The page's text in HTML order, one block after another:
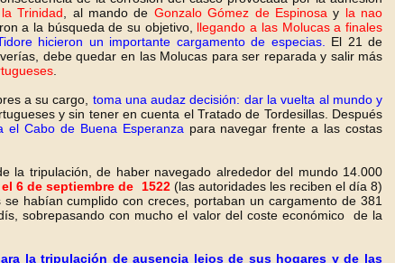
la Trinidad , al mando de Gonzalo Gómez de Espinosay la nao
a la búsqueda de su objetivo, llegando a las Molucas a finales
hicieron un importante cargamento de especias. El 21 de
debe quedar en las Molucas para ser reparada y salir más
a su cargo, toma una audaz decisión: dar la vuelta al mundo y
y sin tener en cuenta el Tratado de Tordesillas. Después
Cabo de Buena Esperanza para navegar frente a las costas
la tripulación, de haber navegado alrededor del mundo 14.000
6 de septiembre de 1522(las autoridades les reciben el día 8)
habían cumplido con creces, portaban un cargamento de 381
sobrepasando con mucho el valor del coste económico de la
la tripulación de ausencia lejos de sus hogares y de las